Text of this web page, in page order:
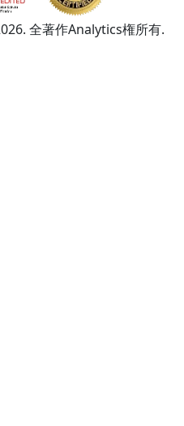
全著作Analytics権所有.